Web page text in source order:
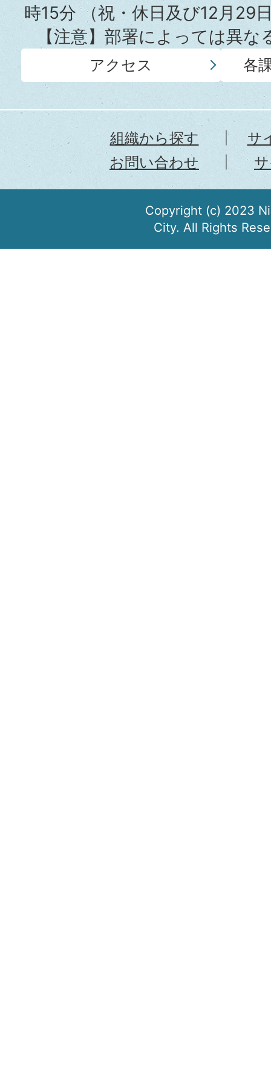
時15分（祝・休日及び12月29
【注意】部署によっては異
アクセス 各
組織から探す
サ
お問い合わせ
Copyright (c) 2023
City. All Rights